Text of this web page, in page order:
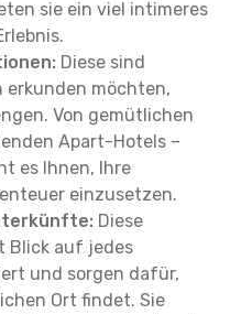
sie ein viel intimeres
Diese sind
erkunden möchten,
Von gemütlichen
Apart-Hotels –
es Ihnen, Ihre
einzusetzen.
Diese
Blick auf jedes
und sorgen dafür,
Ort findet. Sie